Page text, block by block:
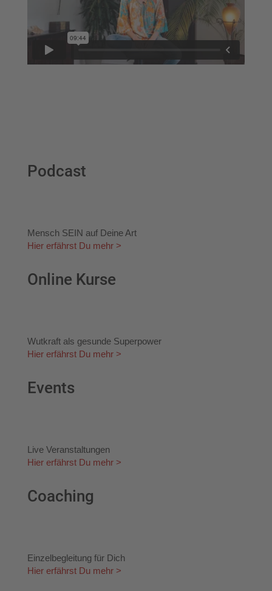
Podcast
Mensch SEIN auf Deine Art
Hier erfährst Du mehr >
Online Kurse
Wutkraft als gesunde Superpower
Hier erfährst Du mehr >
Events
Live Veranstaltungen
Hier erfährst Du mehr >
Coaching
Einzelbegleitung für Dich
Hier erfährst Du mehr >